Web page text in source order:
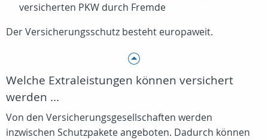
versicherten PKW durch Fremde
Der Versicherungsschutz besteht europaweit.
Welche Extraleistungen können versichert
werden ...
Von den Versicherungsgesellschaften werden
inzwischen Schutzpakete angeboten. Dadurch können